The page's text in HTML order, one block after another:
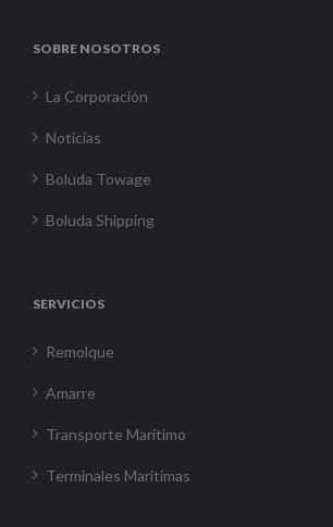
SOBRE NOSOTROS
La Corporación
Noticias
Boluda Towage
Boluda Shipping
SERVICIOS
Remolque
Amarre
Transporte Marítimo
Terminales Marítimas